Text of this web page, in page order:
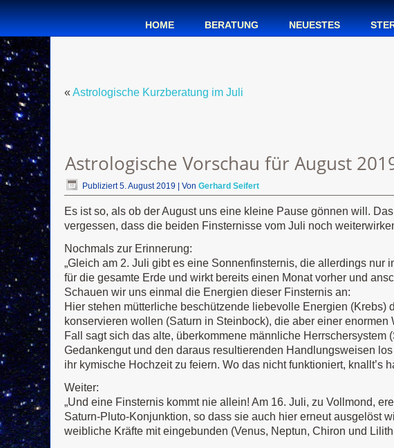
HOME BERATUNG NEUESTES
« Astrologische Kurzberatung im Juli
Astrologische Vorschau für August
Publiziert 5. August 2019 Von Gerhard Seifert
Es ist so, als ob der August uns eine kleine Pause gönnen will.
vergessen, dass die beiden Finsternisse vom Juli noch
Nochmals zur Erinnerung:
„Gleich am 2. Juli gibt es eine Sonnenfinsternis, die allerdings
für die gesamte Erde und wirkt bereits einen Monat vorher und
Schauen wir uns einmal die Energien dieser Finsternis an:
Hier stehen mütterliche beschützende liebevolle Energien
konservieren wollen (Saturn in Steinbock), die aber einer
Fall sagt sich das alte, überkommene männliche
Gedankengut und den daraus resultierenden Handlungsweisen
ihr kymische Hochzeit zu feiern. Wo das nicht funktioniert, knallt’s
Weiter:
„Und eine Finsternis kommt nie allein! Am 16. Juli, zu Vollmond,
Saturn-Pluto-Konjunktion, so dass sie auch hier erneut ausgelöst
weibliche Kräfte mit eingebunden (Venus, Neptun, Chiron und